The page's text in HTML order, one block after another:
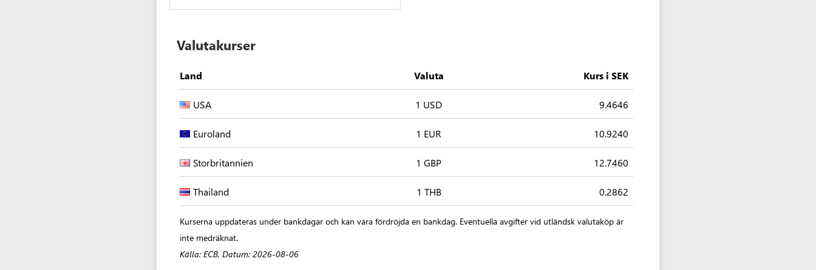
Valutakurser
Land Valuta Kurs i SEK
USA 1 USD 9.4646
Euroland 1 EUR 10.9240
Storbritannien 1 GBP 12.7460
Thailand 1 THB 0.2862
Kurserna uppdateras under bankdagar och kan vara fördröjda en bankdag. Eventuella avgifter vid utländsk valutaköp är
inte medräknat.
Källa: ECB, Datum: 2026-08-06